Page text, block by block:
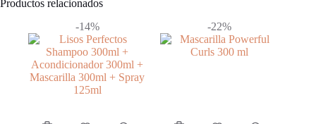
Productos relacionados
-14%
-22%